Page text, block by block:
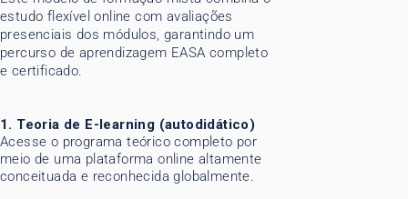
estudo flexível online com avaliações
presenciais dos módulos, garantindo um
percurso de aprendizagem EASA completo
e certificado.
1. Teoria de E-learning (autodidático)
Acesse o programa teórico completo por
meio de uma plataforma online altamente
conceituada e reconhecida globalmente.